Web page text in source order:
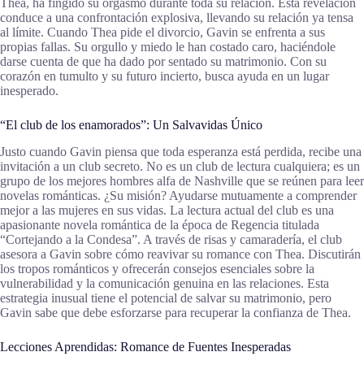
Thea, ha fingido su orgasmo durante toda su relación. Esta revelación
conduce a una confrontación explosiva, llevando su relación ya tensa
al límite. Cuando Thea pide el divorcio, Gavin se enfrenta a sus
propias fallas. Su orgullo y miedo le han costado caro, haciéndole
darse cuenta de que ha dado por sentado su matrimonio. Con su
corazón en tumulto y su futuro incierto, busca ayuda en un lugar
inesperado.
“El club de los enamorados”: Un Salvavidas Único
Justo cuando Gavin piensa que toda esperanza está perdida, recibe una
invitación a un club secreto. No es un club de lectura cualquiera; es un
grupo de los mejores hombres alfa de Nashville que se reúnen para leer
novelas románticas. ¿Su misión? Ayudarse mutuamente a comprender
mejor a las mujeres en sus vidas. La lectura actual del club es una
apasionante novela romántica de la época de Regencia titulada
“Cortejando a la Condesa”. A través de risas y camaradería, el club
asesora a Gavin sobre cómo reavivar su romance con Thea. Discutirán
los tropos románticos y ofrecerán consejos esenciales sobre la
vulnerabilidad y la comunicación genuina en las relaciones. Esta
estrategia inusual tiene el potencial de salvar su matrimonio, pero
Gavin sabe que debe esforzarse para recuperar la confianza de Thea.
Lecciones Aprendidas: Romance de Fuentes Inesperadas